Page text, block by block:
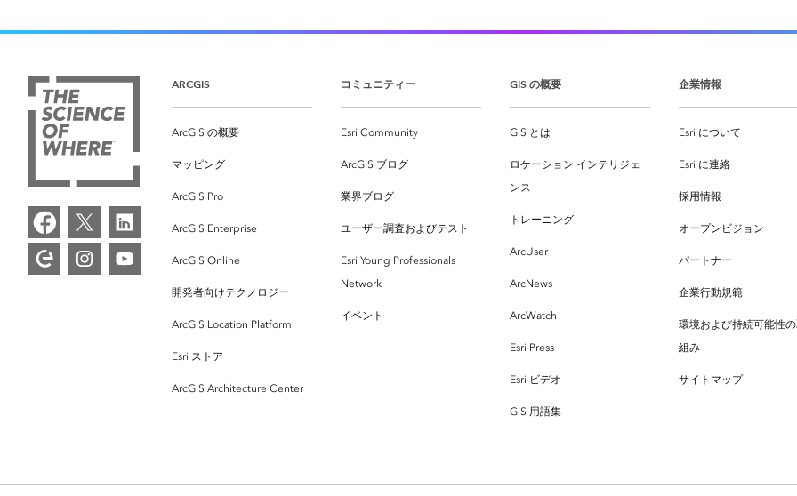
ARCGIS
ArcGIS の概要
マッピング
ArcGIS Pro
ArcGIS Enterprise
ArcGIS Online
開発者向けテクノロジー
ArcGIS Location Platform
Esri ストア
ArcGIS Architecture Center
コミュニティー
Esri Community
ArcGIS ブログ
業界ブログ
ユーザー調査およびテスト
Esri Young Professionals
Network
イベント
GIS の概要
GIS とは
ロケーション インテリジェ
ンス
トレーニング
ArcUser
ArcNews
ArcWatch
Esri Press
Esri ビデオ
GIS 用語集
企業情報
Esri について
Esri に連絡
採用情報
オープンビジョン
パートナー
企業行動規範
環境および持続可能性の
組み
サイトマップ